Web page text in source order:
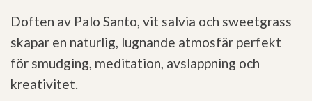
Doften av Palo Santo, vit salvia och sweetgrass
skapar en naturlig, lugnande atmosfär perfekt
för smudging, meditation, avslappning och
kreativitet.